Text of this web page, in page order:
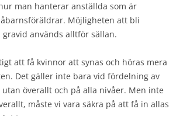
man hanterar anställda som är
Möjligheten att bli
gravid används alltför sällan.
att få kvinnor att synas och höras mera
Det gäller inte bara vid fördelning av
överallt och på alla nivåer. Men inte
måste vi vara säkra på att få in allas